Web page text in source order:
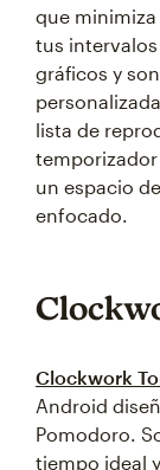
que
tus
gráficos y
lista de
un espacio
enfocado.
Clockwork
Android
Pomodoro.
tiempo ideal